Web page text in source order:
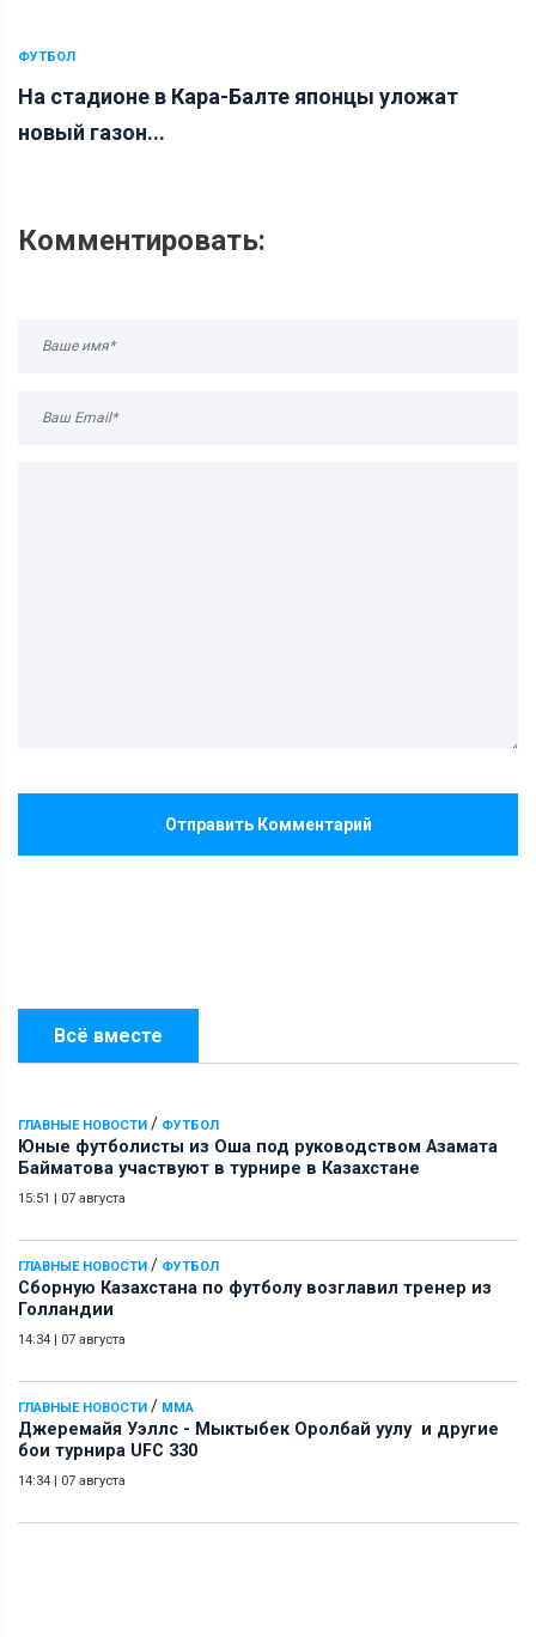
Всё вместе
ГЛАВНЫЕ НОВОСТИ / ФУТБОЛ
Юные футболисты из Оша под руководством Азамата
Байматова участвуют в турнире в Казахстане
15:51 | 07 августа
ГЛАВНЫЕ НОВОСТИ / ФУТБОЛ
Сборную Казахстана по футболу возглавил тренер из
Голландии
14:34 | 07 августа
ГЛАВНЫЕ НОВОСТИ / ММА
Джеремайя Уэллс - Мыктыбек Оролбай уулу и другие
бои турнира UFC 330
14:34 | 07 августа
ФУТБОЛ
На стадионе в Кара-Балте японцы уложат
новый газон...
Комментировать:
Отправить Комментарий